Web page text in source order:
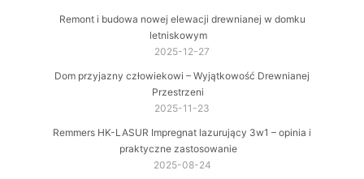
Remont i budowa nowej elewacji drewnianej w domku
letniskowym
2025-12-27
Dom przyjazny człowiekowi – Wyjątkowość Drewnianej
Przestrzeni
2025-11-23
Remmers HK-LASUR Impregnat lazurujący 3w1 – opinia i
praktyczne zastosowanie
2025-08-24